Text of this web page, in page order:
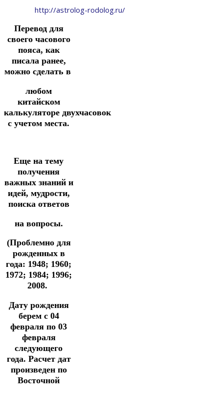
http://astrolog-rodolog.ru/
Перевод для
своего часового
пояса, как
писала ранее,
можно сделать в
любом
китайском
калькуляторе двухчасовок
с учетом места.
Еще на тему
получения
важных знаний и
идей, мудрости,
поиска ответов
на вопросы.
(Проблемно для
рожденных в
года: 1948; 1960;
1972; 1984; 1996;
2008.
Дату рождения
берем с 04
февраля по 03
февраля
следующего
года. Расчет дат
произведен по
Восточной